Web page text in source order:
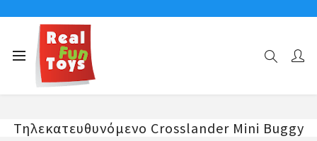
Αρχική σελίδα
Τηλεκατευθυνόμενο Crosslander Mini Buggy
Τηλεκατευθυνόμενο Crosslander Mini Buggy